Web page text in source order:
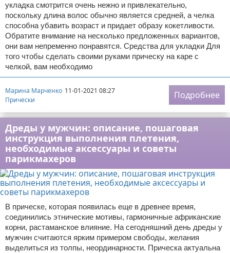
укладка смотрится очень нежно и привлекательно,
поскольку длина волос обычно является средней, а челка
способна убавить возраст и придает образу кокетливости.
Обратите внимание на несколько предложенных вариантов,
они вам непременно понравятся. Средства для укладки Для
того чтобы сделать своими руками прическу на каре с
челкой, вам необходимо
Марина Марченко 11-01-2021 08:27
Прически
Подробнее
Дреды у мужчин: описание, пошаговая
инструкция выполнения плетения,
необходимые аксессуары и советы
парикмахеров
В прическе, которая появилась еще в древнее время,
соединились этнические мотивы, гармоничные африканские
корни, растаманское влияние. На сегодняшний день дреды у
мужчин считаются ярким примером свободы, желания
выделиться из толпы, неординарности. Прическа актуальна